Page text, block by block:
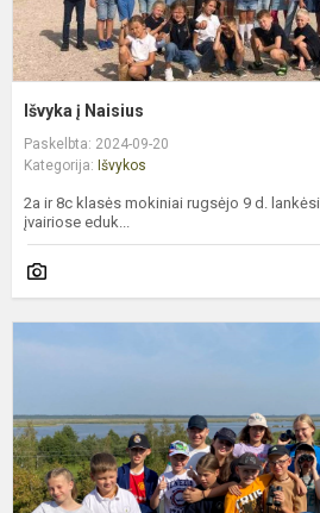
Išvyka į Naisius
Paskelbta: 2024-09-20
Kategorija: Išvykos
2a ir 8c klasės mokiniai rugsėjo 9 d.
įvairiose eduk...